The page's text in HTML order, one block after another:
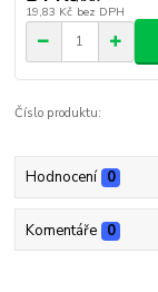
19,83 Kč bez DPH
Číslo produktu:
Hodnocení 0
Komentáře 0